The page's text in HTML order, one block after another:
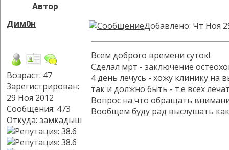
Автор
Дим0н
Возраст: 47
Зарегистрирован:
29 Ноя 2012
Сообщения: 473
Откуда: замкадыш
Добавлено: Чт Ноя
Всем доброго времени суток!
Сделал мрт - заключение
4 день лечусь - хожу клинику
так и должно быть - т.е всех
Вопрос на что обращать
Вообщем буду рад выслушать